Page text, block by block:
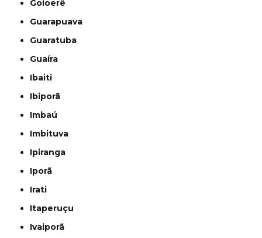
Goioerê
Guarapuava
Guaratuba
Guaíra
Ibaiti
Ibiporã
Imbaú
Imbituva
Ipiranga
Iporã
Irati
Itaperuçu
Ivaiporã